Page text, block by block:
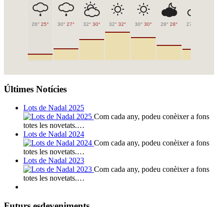
26° 25° 30° 27° 32° 30° 32° 32° 30° 30° 28° 28° 27°
Últimes Notícies
Lots de Nadal 2025
Com cada any, podeu conèixer a fons
totes les novetats.…
Lots de Nadal 2024
Com cada any, podeu conèixer a fons
totes les novetats.…
Lots de Nadal 2023
Com cada any, podeu conèixer a fons
totes les novetats.…